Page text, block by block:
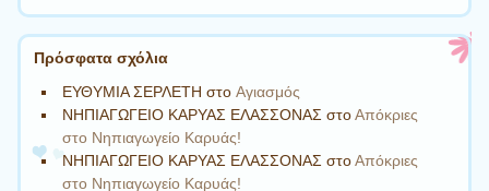
Πρόσφατα σχόλια
ΕΥΘΥΜΙΑ ΣΕΡΛΕΤΗ στοAγιασμός
ΝΗΠΙΑΓΩΓΕΙΟ ΚΑΡΥΑΣ ΕΛΑΣΣΟΝΑΣ στοΑπόκριες
στο Νηπιαγωγείο Καρυάς!
ΝΗΠΙΑΓΩΓΕΙΟ ΚΑΡΥΑΣ ΕΛΑΣΣΟΝΑΣ στοΑπόκριες
στο Νηπιαγωγείο Καρυάς!